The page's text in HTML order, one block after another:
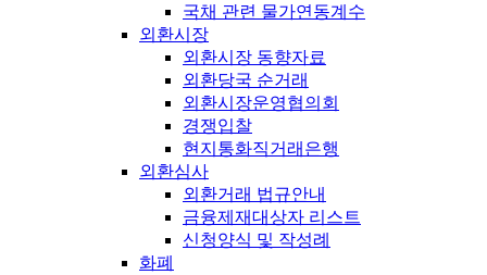
국채 관련 물가연동계수
외환시장
외환시장 동향자료
외환당국 순거래
외환시장운영협의회
경쟁입찰
현지통화직거래은행
외환심사
외환거래 법규안내
금융제재대상자 리스트
신청양식 및 작성례
화폐